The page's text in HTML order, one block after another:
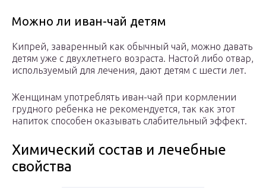
Можно ли иван-чай детям
Кипрей, заваренный как обычный чай, можно давать
детям уже с двухлетнего возраста. Настой либо отвар,
используемый для лечения, дают детям с шести лет.
Женщинам употреблять иван-чай при кормлении
грудного ребенка не рекомендуется, так как этот
напиток способен оказывать слабительный эффект.
Химический состав и лечебные
свойства